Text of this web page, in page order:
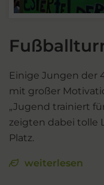
Einige Jungen der
mit großer
„Jugend trainiert
zeigten dabei tolle
Platz.
weiterlesen